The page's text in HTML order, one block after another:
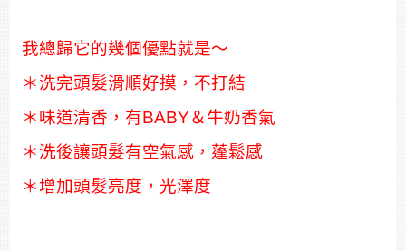
我總歸它的幾個優點就是～
＊洗完頭髮滑順好摸，不打結
＊味道清香，有BABY＆牛奶香氣
＊洗後讓頭髮有空氣感，蓬鬆感
＊增加頭髮亮度，光澤度